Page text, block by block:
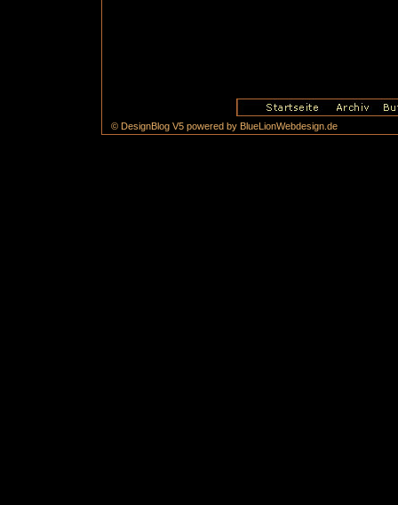
© DesignBlog V5 powered by BlueLionWebdesign.de